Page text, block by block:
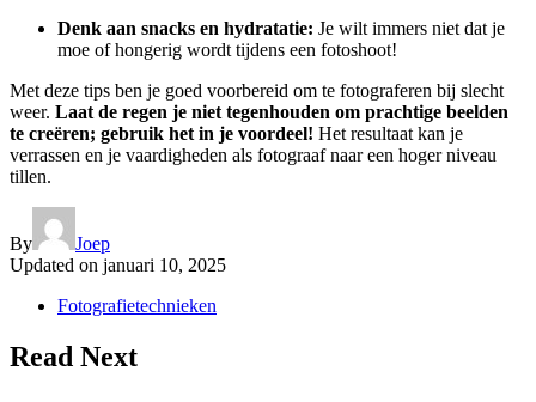
Denk aan snacks en hydratatie: Je wilt immers niet dat je
moe of hongerig wordt tijdens een fotoshoot!
Met deze tips ben je goed voorbereid om te fotograferen bij slecht
weer. Laat de regen je niet tegenhouden om prachtige beelden
te creëren; gebruik het in je voordeel! Het resultaat kan je
verrassen en je vaardigheden als fotograaf naar een hoger niveau
tillen.
By
Joep
Updated on januari 10, 2025
Fotografietechnieken
Read Next